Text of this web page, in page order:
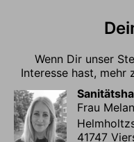
Wenn Dir unser
Interesse hast, mehr
Frau
41747